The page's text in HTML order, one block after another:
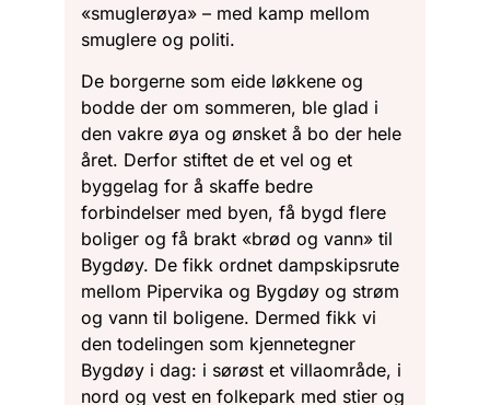
«smuglerøya» – med kamp mellom
smuglere og politi.
De borgerne som eide løkkene og
bodde der om sommeren, ble glad i
den vakre øya og ønsket å bo der hele
året. Derfor stiftet de et vel og et
byggelag for å skaffe bedre
forbindelser med byen, få bygd flere
boliger og få brakt «brød og vann» til
Bygdøy. De fikk ordnet dampskipsrute
mellom Pipervika og Bygdøy og strøm
og vann til boligene. Dermed fikk vi
den todelingen som kjennetegner
Bygdøy i dag: i sørøst et villaområde, i
nord og vest en folkepark med stier og